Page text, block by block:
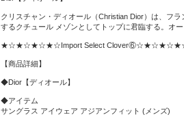
クリスチャン・ディオール（Christian Dior）は、フ
するクチュール メゾンとしてトップに君臨する。オ
★☆★☆★☆★☆Import Select
【商品詳細】
◆Dior【ディオール】
◆アイテム
サングラス アイウェア アジアンフィット (メンズ)